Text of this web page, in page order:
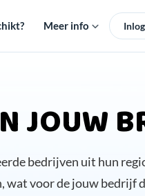
Meer info
JOUW
bedrijven uit hun
wat voor de jouw bedrijf